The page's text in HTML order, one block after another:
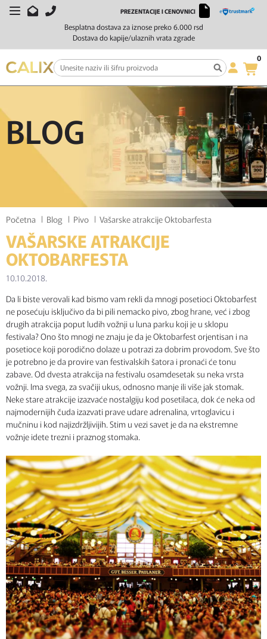
Besplatna dostava za iznose preko 6.000 rsd
Dostava do kapije/ulaznih vrata zgrade
PREZENTACIJE I CENOVNICI
0
BLOG
Početna Blog Pivo Vašarske atrakcije Oktobarfesta
VAŠARSKE ATRAKCIJE
OKTOBARFESTA
10.10.2018.
Da li biste verovali kad bismo vam rekli da mnogi posetioci Oktobarfest
ne posećuju isključivo da bi pili nemacko pivo, zbog hrane, već i zbog
drugih atrakcija poput ludih vožnji u luna parku koji je u sklopu
festivala? Ono što mnogi ne znaju je da je Oktobarfest orjentisan i na
posetioce koji porodično dolaze u potrazi za dobrim provodom. Sve što
je potrebno je da provire van festivalskih šatora i pronaći će tonu
zabave. Od dvesta atrakcija na festivalu osamdesetak su neka vrsta
vožnji. Ima svega, za svačiji ukus, odnosno manje ili više jak stomak.
Neke stare atrakcije izazvaće nostalgiju kod posetilaca, dok će neka od
najmodernijih čuda izazvati prave udare adrenalina, vrtoglavicu i
mučninu i kod najizdržljivijih. Stim u vezi savet je da na ekstremne
vožnje idete trezni i praznog stomaka.